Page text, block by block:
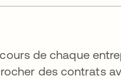
de chaque
des contrats